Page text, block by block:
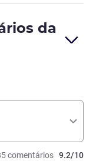
da
comentários 9.2/10